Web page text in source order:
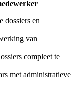
dossiers en
van
compleet te
met administratieve